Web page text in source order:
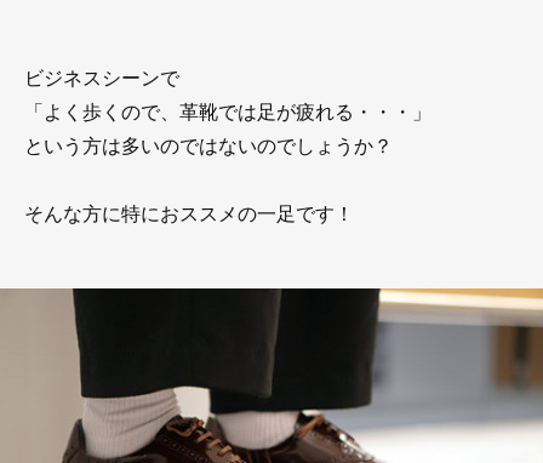
ビジネスシーンで
「よく歩くので、革靴では足が疲れる・・・」
という方は多いのではないのでしょうか？
そんな方に特におススメの一足です！